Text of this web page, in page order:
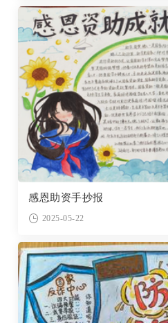
感恩助资手抄报
2025-05-22